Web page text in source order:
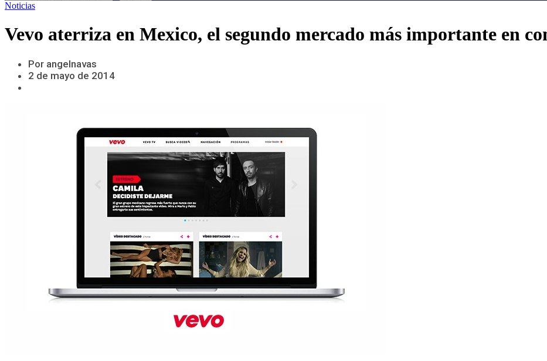
Noticias
Vevo aterriza en Mexico, el segundo mercado más importante en
Por angelnavas
2 de mayo de 2014